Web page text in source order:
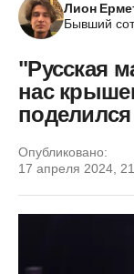
Лион
Бывший
"Русская
нас
поделился
Опубликовано:
17 апреля 2024,